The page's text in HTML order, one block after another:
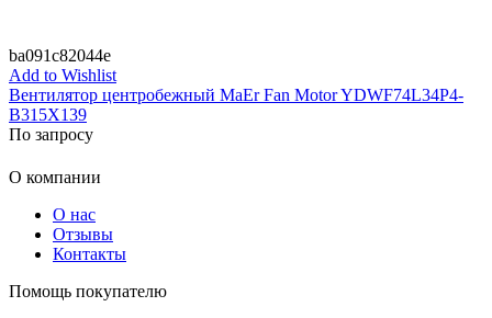
ba091c82044e
Add to Wishlist
Вентилятор центробежный MaEr Fan Motor YDWF74L34P4-
B315X139
По запросу
О компании
О нас
Отзывы
Контакты
Помощь покупателю